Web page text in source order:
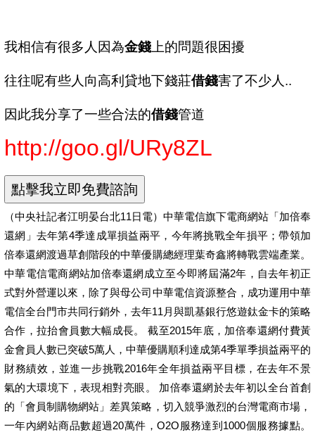
我相信有很多人因為金錢 上的問題很困擾
往往呢有些人向高利貸地下錢莊借錢害了不少人..
因此我分享了一些合法的借錢管道
http://goo.gl/URy8ZL
（中央社記者江明晏台北11日電）中華電信旗下電商網站「加倍奉
還網」去年第4季達成單損益兩平，今年將挑戰全年損平；帶領加
倍奉還網渡過草創階段的中華優購總經理葉奇鑫將轉戰雲端產業。
中華電信電商網站加倍奉還網成立至今即將屆滿2年，自去年初正
式對外營運以來，除了與母公司中華電信資源整合，成功運用中華
電信全台門市共同行銷外，去年11月與凱基銀行悠遊鈦金卡的策略
合作，拉抬會員數大幅成長。 截至2015年底，加倍奉還網付費黃
金會員人數已突破5萬人，中華優購順利達成第4季單季損益兩平的
財務績效，並進一步挑戰2016年全年損益兩平目標，在去年不景
氣的大環境下，表現相對亮眼。 加倍奉還網於去年初以全台首創
的「會員制購物網站」差異策略，切入競爭激烈的台灣電商市場，
一年內網站商品數超過20萬件，O2O服務達到1000個服務據點。